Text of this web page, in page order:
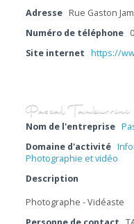
Adresse Rue Gaston
Numéro de téléphone
Site internet https://
Nom de l'entreprise
Domaine d'activité
Photographie et vidéo
Description
Photographe - Vidéaste